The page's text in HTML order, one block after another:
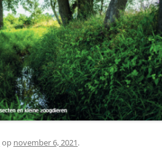
op november 6, 2021.